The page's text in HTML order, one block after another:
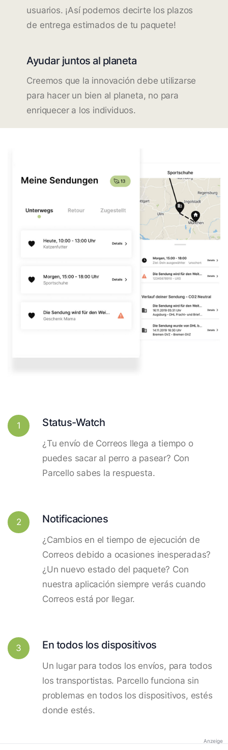
usuarios. ¡Así podemos decirte los plazos
de entrega estimados de tu paquete!
Ayudar juntos al planeta
Creemos que la innovación debe utilizarse
para hacer un bien al planeta, no para
enriquecer a los individuos.
1 Status-Watch
¿Tu envío de Correos llega a tiempo o
puedes sacar al perro a pasear? Con
Parcello sabes la respuesta.
2 Notificaciones
¿Cambios en el tiempo de ejecución de
Correos debido a ocasiones inesperadas?
¿Un nuevo estado del paquete? Con
nuestra aplicación siempre verás cuando
Correos está por llegar.
3 En todos los dispositivos
Un lugar para todos los envíos, para todos
los transportistas. Parcello funciona sin
problemas en todos los dispositivos, estés
donde estés.
Anzeige